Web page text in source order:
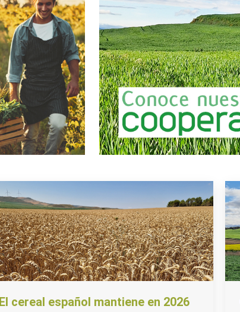
El cereal español mantiene en 2026